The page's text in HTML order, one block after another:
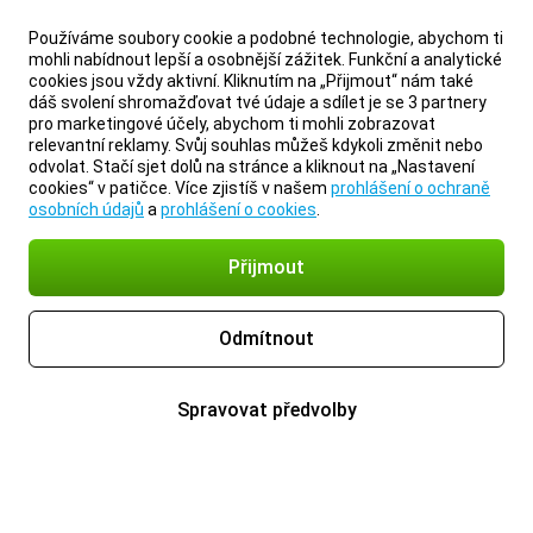
Používáme soubory cookie a podobné technologie, abychom ti
mohli nabídnout lepší a osobnější zážitek. Funkční a analytické
cookies jsou vždy aktivní. Kliknutím na „Přijmout“ nám také
dáš svolení shromažďovat tvé údaje a sdílet je se 3 partnery
pro marketingové účely, abychom ti mohli zobrazovat
relevantní reklamy. Svůj souhlas můžeš kdykoli změnit nebo
odvolat. Stačí sjet dolů na stránce a kliknout na „Nastavení
cookies“ v patičce. Více zjistíš v našem prohlášení o ochraně
osobních údajů a prohlášení o cookies
Přijmout
Odmítnout
Spravovat předvolby